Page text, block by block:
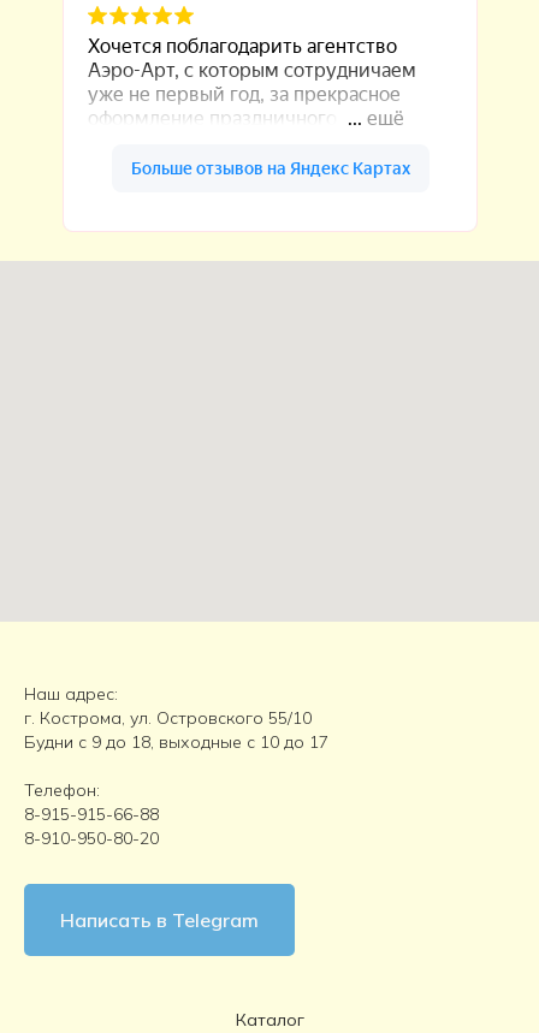
← Назад
Наш адрес:
г. Кострома, ул. Островского 55/10
Будни с 9 до 18, выходные с 10 до 17
Телефон:
8-915-915-66-88
8-910-950-80-20
Написать в Telegram
Каталог